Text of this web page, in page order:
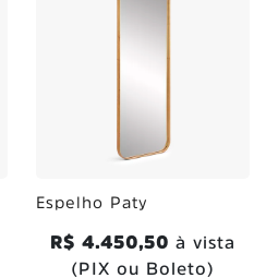
Espelho Paty
R$ 4.450,50 à vista
(PIX ou Boleto)